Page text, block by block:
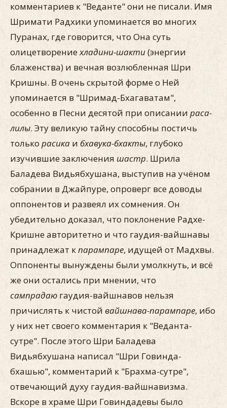
комментариев к "Веданте" они не писали. Имя
Шримати Радхики упоминается во многих
Пуранах, где говорится, что Она суть
олицетворениехладини-шакти(энергии
блаженства) и вечная возлюбленная Шри
Кришны. В очень скрытой форме о Ней
упоминается в "Шримад-Бхагаватам",
особенно в Песни десятой при описании раса-
лилы. Эту великую тайну способны постичь
только расика и бхавука-бхакты, глубоко
изучившие заключения шастр. Шрила
Баладева Видьябхушана, выступив на учёном
собрании в Джайпуре, опроверг все доводы
оппонентов и развеял их сомнения. Он
убедительно доказал, что поклонение Радхе-
Кришне авторитетно и что гаудия-вайшнавы
принадлежат кпарампаре, идущей от Мадхвы.
Оппоненты вынуждены были умолкнуть, и всё
же они остались при мнении, что
сампрадаю гаудия-вайшнавов нельзя
причислять к чистой вайшнава-парампаре, ибо
у них нет своего комментария к "Веданта-
сутре". После этого Шри Баладева
Видьябхушана написал "Шри Говинда-
бхашью", комментарий к "Брахма-сутре",
отвечающий духу гаудия-вайшнавизма.
Вскоре в храме Шри Говиндадевы было